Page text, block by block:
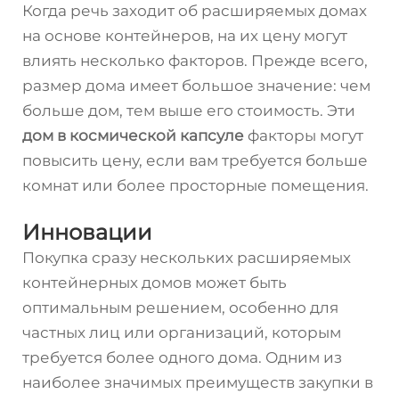
Когда речь заходит об расширяемых домах
на основе контейнеров, на их цену могут
влиять несколько факторов. Прежде всего,
размер дома имеет большое значение: чем
больше дом, тем выше его стоимость. Эти
дом в космической капсуле факторы могут
повысить цену, если вам требуется больше
комнат или более просторные помещения.
Инновации
Покупка сразу нескольких расширяемых
контейнерных домов может быть
оптимальным решением, особенно для
частных лиц или организаций, которым
требуется более одного дома. Одним из
наиболее значимых преимуществ закупки в